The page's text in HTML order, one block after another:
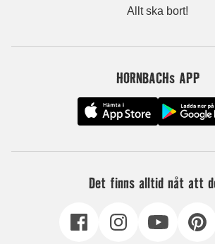
Allt ska bort!
HORNBACHs APP
Det finns alltid nåt att